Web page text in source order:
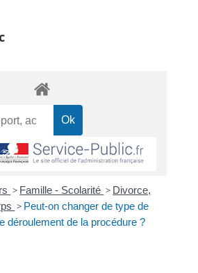
> Famille - Scolarité > Divorce,
> Peut-on changer de type de
déroulement de la procédure ?